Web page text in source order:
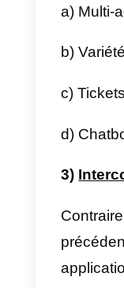
jours
Il
pour